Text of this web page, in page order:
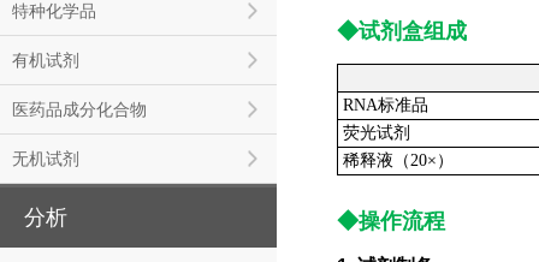
特种化学品
有机试剂
医药品成分化合物
无机试剂
分析
◆试剂盒组成
RNA标准品
荧光试剂
稀释液（20×）
◆操作流程